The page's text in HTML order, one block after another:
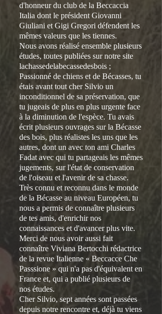
d'honneur du club de la Beccaccia
Italia dont le président Giovanni
Giuliani et Gigi Gregori défendent les
mêmes valeurs que les tiennes.
Nous avons réalisé ensemble plusieurs
études, toutes publiées sur notre site
lachassedelabecassedesbois ;
Passionné de chiens et de Bécasses, tu
étais avant tout cher Silvio un
inconditionnel de sa préservation, que
tu jugeais de plus en plus urgente face
à la diminution de l'espèce. Tu avais
écrit plusieurs ouvrages sur la Bécasse
des bois, plus réalistes les uns que les
autres, dont un avec ton ami Charles
Fadat avec qui tu partageais les mêmes
jugements, sur l'état de conservation
de l'oiseau et l'avenir de sa chasse.
Très connu et reconnu dans le monde
de la Bécasse au niveau Européen, tu
nous a permis de connaître plusieurs
de tes amis, d'enrichir nos
connaissances et d'avancer plus vite.
Merci de nous avoir aussi fait
connaître Viviana Bertocchi rédactrice
de la revue Italienne « Beccacce Che
Passsione » qui n'a pas d'équivalent en
France et, qui a publié plusieurs de
nos études.
Cher Silvio, sept années sont passées
depuis notre rencontre et, déjà tu viens